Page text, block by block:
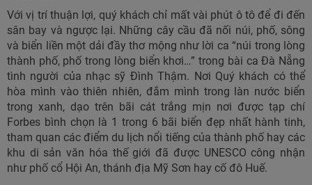
Với vị trí thuận lợi, quý khách chỉ mất vài phút ô tô để đi đến
sân bay và ngược lại. Những cây cầu đã nối núi, phố, sông
và biển liền một dải đầy thơ mộng như lời ca “núi trong lòng
thành phố, phố trong lòng biển khơi…” trong bài ca Đà Nẵng
tình người của nhạc sỹ Đình Thậm. Nơi Quý khách có thể
hòa mình vào thiên nhiên, đắm mình trong làn nước biển
trong xanh, dạo trên bãi cát trắng mịn nơi được tạp chí
Forbes bình chọn là 1 trong 6 bãi biển đẹp nhất hành tinh,
tham quan các điểm du lịch nổi tiếng của thành phố hay các
khu di sản văn hóa thế giới đã được UNESCO công nhận
như phố cổ Hội An, thánh địa Mỹ Sơn hay cố đô Huế.